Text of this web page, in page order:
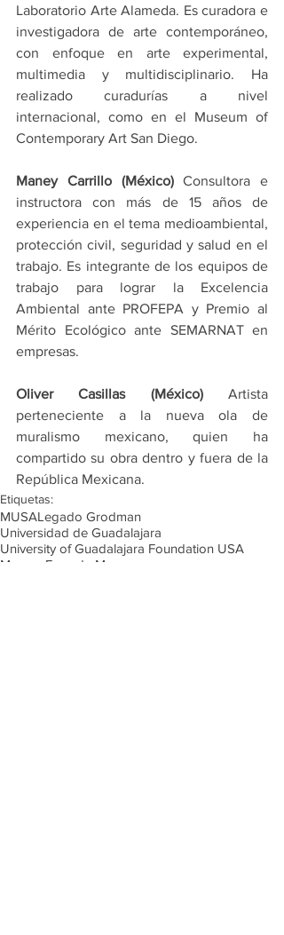
Laboratorio Arte Alameda. Es curadora e
investigadora de arte contemporáneo,
con enfoque en arte experimental,
multimedia y multidisciplinario. Ha
realizado curadurías a nivel
internacional, como en el Museum of
Contemporary Art San Diego.
Maney Carrillo (México) Consultora e
instructora con más de 15 años de
experiencia en el tema medioambiental,
protección civil, seguridad y salud en el
trabajo. Es integrante de los equipos de
trabajo para lograr la Excelencia
Ambiental ante PROFEPA y Premio al
Mérito Ecológico ante SEMARNAT en
empresas.
Oliver Casillas (México) Artista
perteneciente a la nueva ola de
muralismo mexicano, quien ha
compartido su obra dentro y fuera de la
República Mexicana.
Etiquetas:
MUSALegado Grodman
Universidad de Guadalajara
University of Guadalajara Foundation USA
Museos Foro de Museos